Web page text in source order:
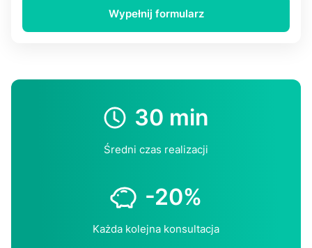
Wypełnij formularz
30 min
Średni czas realizacji
-20%
Każda kolejna konsultacja